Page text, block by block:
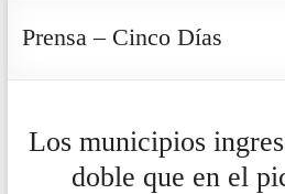
Prensa – Cinco Días
Los municipios
doble que en el